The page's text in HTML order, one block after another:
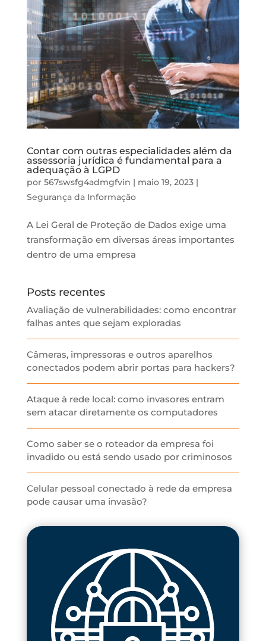
Contar com outras especialidades além da
assessoria jurídica é fundamental para a
adequação à LGPD
por 567swsfg4admgfvin | maio 19, 2023|
Segurança da Informação
A Lei Geral de Proteção de Dados exige uma
transformação em diversas áreas importantes
dentro de uma empresa
Posts recentes
Avaliação de vulnerabilidades: como encontrar
falhas antes que sejam exploradas
Câmeras, impressoras e outros aparelhos
conectados podem abrir portas para hackers?
Ataque à rede local: como invasores entram
sem atacar diretamente os computadores
Como saber se o roteador da empresa foi
invadido ou está sendo usado por criminosos
Celular pessoal conectado à rede da empresa
pode causar uma invasão?